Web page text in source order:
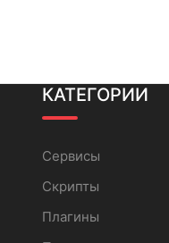
КАТЕГОРИИ
Сервисы
Скрипты
Плагины